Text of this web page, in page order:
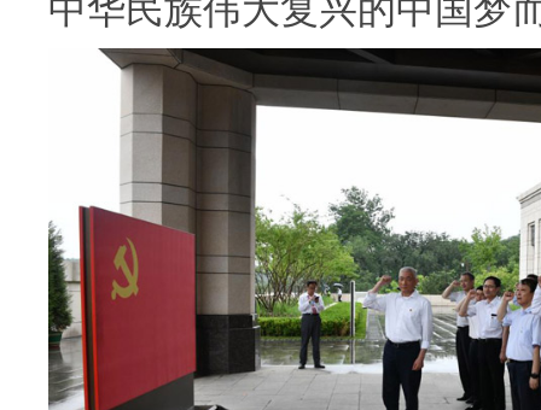
中华民族伟大复兴的中国梦